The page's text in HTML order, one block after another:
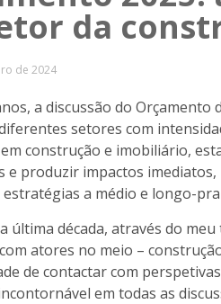
da
de 2024
a discussão do Orçamento
setores com
construção e imobiliário,
e produzir impactos
a médio e longo-
última década, através do
atores no meio –
de contactar com
em todas as